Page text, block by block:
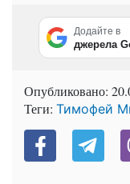
Додайте в
джерела
Опубликовано:
Теги: Тимофей